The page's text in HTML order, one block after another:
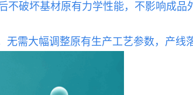
破坏基材原有力学性能，不影响成品
需大幅调整原有生产工艺参数，产线